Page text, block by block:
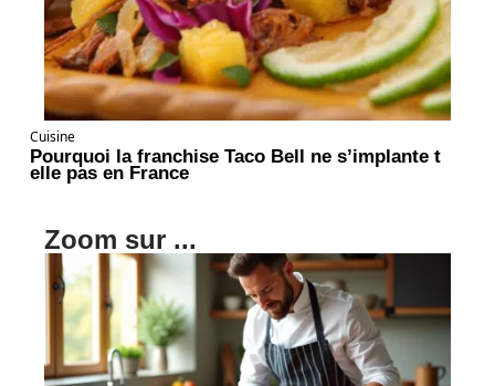
Cuisine
Pourquoi la franchise Taco Bell ne s’implante t
elle pas en France
Zoom sur ...